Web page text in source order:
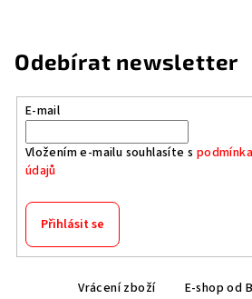
Odebírat newsletter
E-mail
Vložením e-mailu souhlasíte s
údajů
Přihlásit se
Vrácení zboží E-shop od